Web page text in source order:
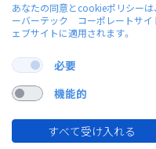
る高画質の4つ
あなたの同意とcookieポリシーは
ーバーテック コーポレートサイ
ェブサイトに適用されます。
必要
機能的
すべて受け入れる